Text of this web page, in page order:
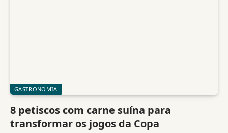
GASTRONOMIA
8 petiscos com carne suína para
transformar os jogos da Copa